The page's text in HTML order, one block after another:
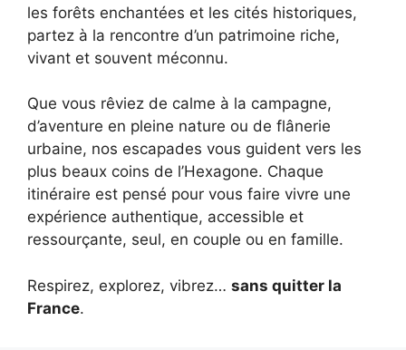
les forêts enchantées et les cités historiques,
partez à la rencontre d’un patrimoine riche,
vivant et souvent méconnu.
Que vous rêviez de calme à la campagne,
d’aventure en pleine nature ou de flânerie
urbaine, nos escapades vous guident vers les
plus beaux coins de l’Hexagone. Chaque
itinéraire est pensé pour vous faire vivre une
expérience authentique, accessible et
ressourçante, seul, en couple ou en famille.
Respirez, explorez, vibrez… sans quitter la
France.